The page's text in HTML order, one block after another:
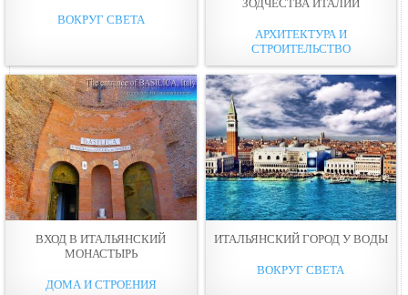
ВОКРУГ СВЕТА
ЗОДЧЕСТВА ИТАЛИИ
АРХИТЕКТУРА И
СТРОИТЕЛЬСТВО
ВХОД В ИТАЛЬЯНСКИЙ
МОНАСТЫРЬ
ДОМА И СТРОЕНИЯ
ИТАЛЬЯНСКИЙ ГОРОД У ВOДЫ
ВОКРУГ СВЕТА